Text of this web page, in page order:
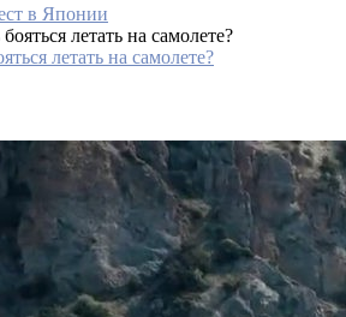
в Японии
летать на самолете?